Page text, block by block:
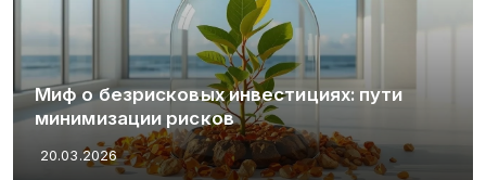
Миф о безрисковых инвестициях: пути
минимизации рисков
20.03.2026